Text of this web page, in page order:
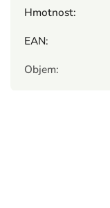
Hmotnost:
EAN:
Objem: